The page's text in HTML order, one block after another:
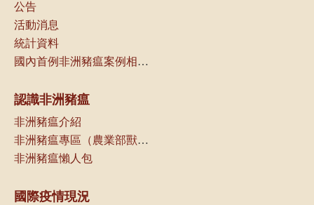
公告
活動消息
統計資料
國內首例非洲豬瘟案例相關資訊
認識非洲豬瘟
非洲豬瘟介紹
非洲豬瘟專區（農業部獸醫研究所）
非洲豬瘟懶人包
國際疫情現況